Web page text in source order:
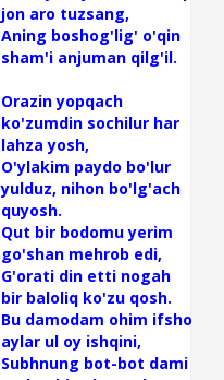
jon aro tuzsang,
Aning boshog'lig' o'qin
sham'i anjuman qilg'il.
Orazin yopqach
ko'zumdin sochilur har
lahza yosh,
O'ylakim paydo bo'lur
yulduz, nihon bo'lg'ach
quyosh.
Qut bir bodomu yerim
go'shan mehrob edi,
G'orati din etti nogah
bir baloliq ko'zu qosh.
Bu damodam ohim ifsho
aylar ul oy ishqini,
Subhnung bot-bot dami